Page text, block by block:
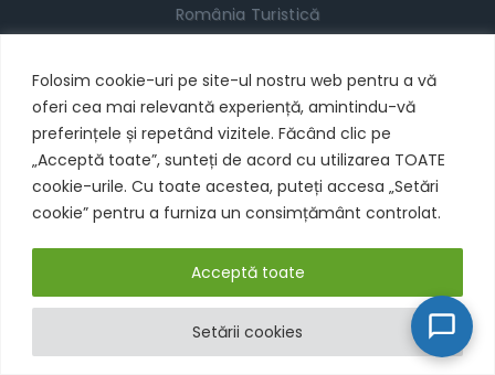
Folosim cookie-uri pe site-ul nostru web pentru a vă
oferi cea mai relevantă experiență, amintindu-vă
preferințele și repetând vizitele. Făcând clic pe
„Acceptă toate”, sunteți de acord cu utilizarea TOATE
cookie-urile. Cu toate acestea, puteți accesa „Setări
cookie” pentru a furniza un consimțământ controlat.
Setării cookies
Acceptă toate
România Turistică
(J40/7104/2013) | EUID: ROONRC.J8/899/2016
Licență Agenție de Turism Organizatoare nr.
548/2019, reînoiește Licența nr. 6954/2017, respectiv
Licența nr. 6954/2013
Poliță de Asigurare Seria I nr. 59351 valabilă în
Brevet de Turism - Manager în Activitatea de Turism.
Ministerul Turismului - Telverde0800868282
www.turism.gov.ro
Acceptăm Carduri de Vacanță: Pluxxe, Edenred, Up România
Respinge